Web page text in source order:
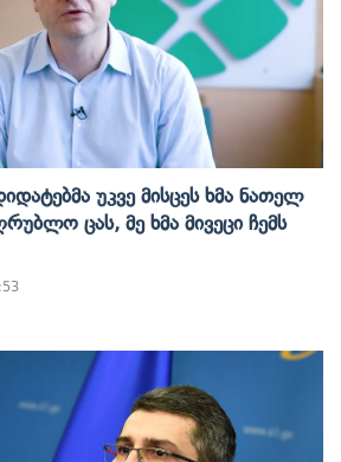
Უკვე Მისცეს Ხმა Ნათელ
Ცას, Მე Ხმა Მივეცი Ჩემს